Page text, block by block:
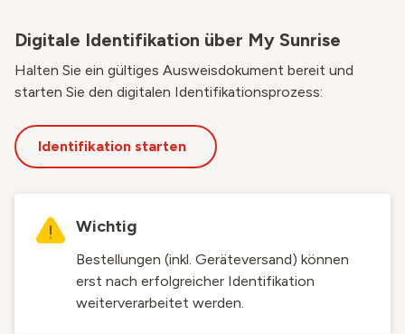
Digitale Identifikation über My Sunrise
Halten Sie ein gültiges Ausweisdokument bereit und
starten Sie den digitalen Identifikationsprozess:
Identifikation starten
Wichtig
Bestellungen (inkl. Geräteversand) können
erst nach erfolgreicher Identifikation
weiterverarbeitet werden.